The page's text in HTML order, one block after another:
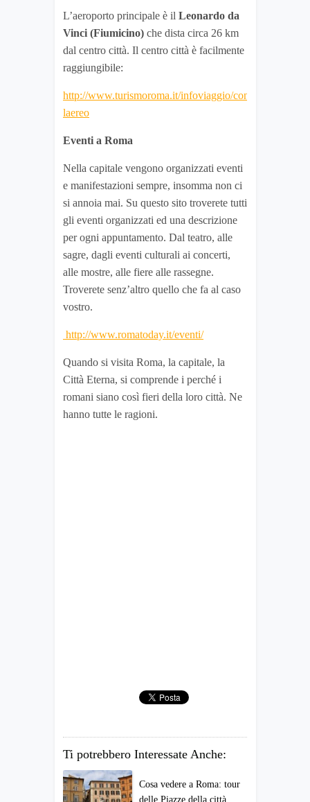
L’aeroporto principale è il Leonardo da
Vinci (Fiumicino) che dista circa 26 km
dal centro città. Il centro città è facilmente
raggiungibile:
http://www.turismoroma.it/infoviaggio/con-
laereo
Eventi a Roma
Nella capitale vengono organizzati eventi
e manifestazioni sempre, insomma non ci
si annoia mai. Su questo sito troverete tutti
gli eventi organizzati ed una descrizione
per ogni appuntamento. Dal teatro, alle
sagre, dagli eventi culturali ai concerti,
alle mostre, alle fiere alle rassegne.
Troverete senz’altro quello che fa al caso
vostro.
http://www.romatoday.it/eventi/
Quando si visita Roma, la capitale, la
Città Eterna, si comprende i perché i
romani siano così fieri della loro città. Ne
hanno tutte le ragioni.
Ti potrebbero Interessate Anche:
Cosa vedere a Roma: tour
delle Piazze della città